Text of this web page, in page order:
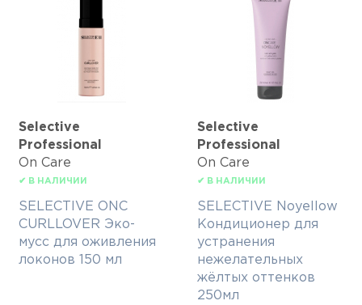
Selective
Professional
On Care
✔ В НАЛИЧИИ
SELECTIVE ONC
CURLLOVER Эко-
мусс для оживления
локонов 150 мл
Selective
Professional
On Care
✔ В НАЛИЧИИ
SELECTIVE Noyellow
Кондиционер для
устранения
нежелательных
жёлтых оттенков
250мл